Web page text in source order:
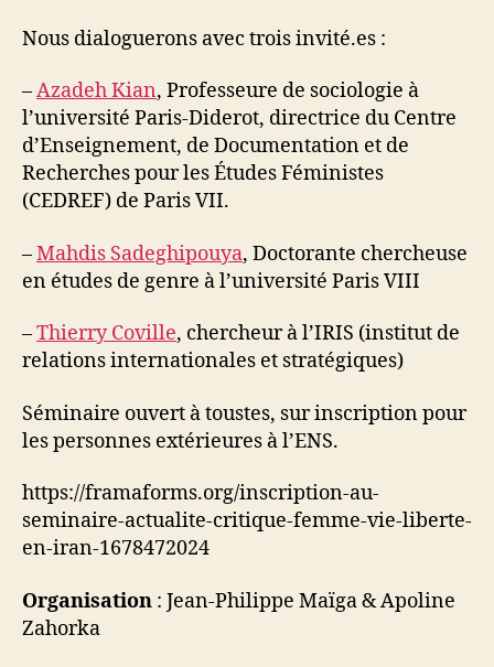
Nous dialoguerons avec trois invité.es :
–Azadeh Kian, Professeure de sociologie à
l’université Paris-Diderot, directrice du Centre
d’Enseignement, de Documentation et de
Recherches pour les Études Féministes
(CEDREF) de Paris VII.
–Mahdis Sadeghipouya, Doctorante chercheuse
en études de genre à l’université Paris VIII
–Thierry Coville, chercheur à l’IRIS (institut de
relations internationales et stratégiques)
Séminaire ouvert à toustes, sur inscription pour
les personnes extérieures à l’ENS.
https://framaforms.org/inscription-au-
seminaire-actualite-critique-femme-vie-liberte-
en-iran-1678472024
Organisation : Jean-Philippe Maïga & Apoline
Zahorka